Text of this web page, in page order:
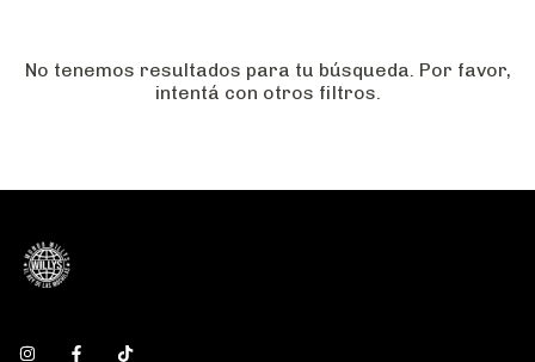
No tenemos resultados para tu búsqueda. Por favor,
intentá con otros filtros.